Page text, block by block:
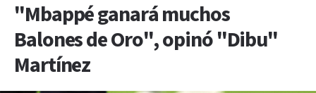
"Mbappé ganará muchos
Balones de Oro", opinó "Dibu"
Martínez